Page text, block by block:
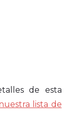
de esta
lista de